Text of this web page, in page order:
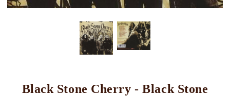
Black Stone Cherry - Black Stone